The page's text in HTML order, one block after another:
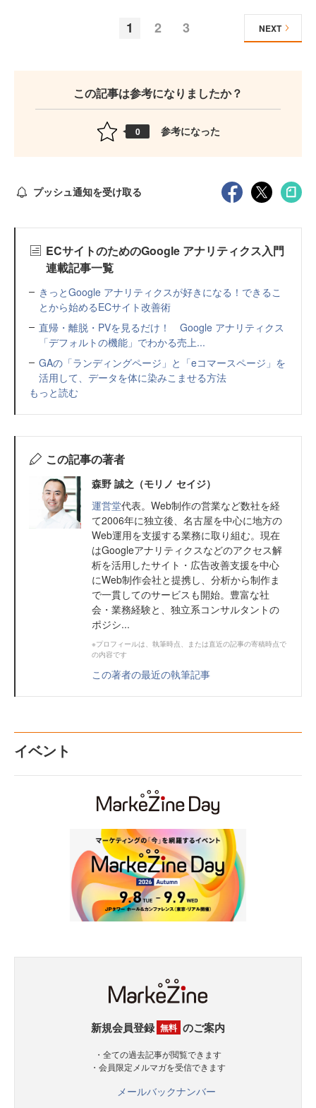
1 2 3 NEXT
この記事は参考になりましたか？
0 参考になった
プッシュ通知を受け取る
ECサイトのためのGoogle アナリティクス入門
連載記事一覧
きっとGoogle アナリティクスが好きになる！できるこ
とから始めるECサイト改善術
直帰・離脱・PVを見るだけ！ Google アナリティクス
「デフォルトの機能」でわかる売上...
GAの「ランディングページ」と「eコマースページ」を
活用して、データを体に染みこませる方法
もっと読む
この記事の著者
森野 誠之（モリノ セイジ）
運営堂代表。Web制作の営業など数社を経
て2006年に独立後、名古屋を中心に地方の
Web運用を支援する業務に取り組む。現在
はGoogleアナリティクスなどのアクセス解
析を活用したサイト・広告改善支援を中心
にWeb制作会社と提携し、分析から制作ま
で一貫してのサービスも開始。豊富な社
会・業務経験と、独立系コンサルタントの
ポジシ...
※プロフィールは、執筆時点、または直近の記事の寄稿時点で
の内容です
この著者の最近の執筆記事
イベント
新規会員登録 無料 のご案内
・全ての過去記事が閲覧できます
・会員限定メルマガを受信できます
メールバックナンバー